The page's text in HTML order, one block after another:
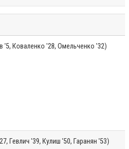
'5, Коваленко '28, Омельченко '32)
Гевлич '39, Кулиш '50, Гаранян '53)